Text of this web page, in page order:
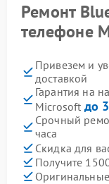
Ремонт
телефоне
Привезем и
доставкой
Гарантия на
Microsoft до
Срочный
часа
Скидка для
Получите